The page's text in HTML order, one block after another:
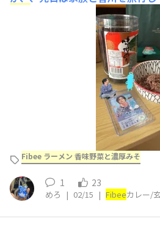
がコラボしてくれた腸特急
トだったのですが四国出身のメ
苔」がごはんに合う✨✨ので、め
帰ってきました笑 帰ったら届い
Fibee ラーメン 香味野菜と濃厚みそ
1 23
めろ | 02/15 | Fibeeカレー/